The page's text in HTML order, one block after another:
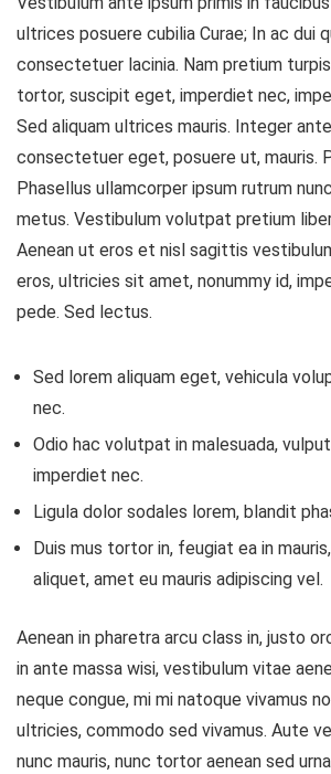
ultrices posuere cubilia Curae; In ac dui
consectetuer lacinia. Nam pretium
tortor, suscipit eget, imperdiet nec,
Sed aliquam ultrices mauris. Integer
consectetuer eget, posuere ut, mauris.
Phasellus ullamcorper ipsum rutrum
metus. Vestibulum volutpat pretium
Aenean ut eros et nisl sagittis
eros, ultricies sit amet, nonummy id,
pede. Sed lectus.
Sed lorem aliquam eget, vehicula
nec.
Odio hac volutpat in malesuada,
imperdiet nec.
Ligula dolor sodales lorem, blandit
Duis mus tortor in, feugiat ea in
aliquet, amet eu mauris adipiscing vel.
Aenean in pharetra arcu class in, justo
in ante massa wisi, vestibulum vitae
neque congue, mi mi natoque vivamus
ultricies, commodo sed vivamus. Aute
nunc mauris, nunc tortor aenean sed